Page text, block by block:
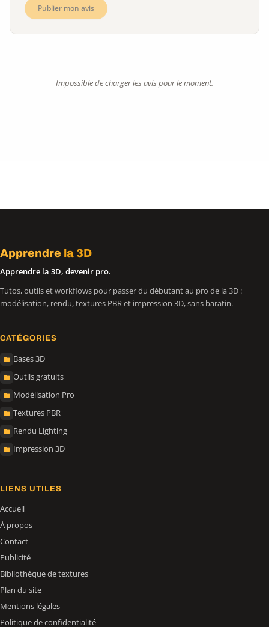
Publier mon avis
Impossible de charger les avis pour le moment.
Apprendre la 3D
Apprendre la 3D, devenir pro.
Tutos, outils et workflows pour passer du débutant au pro de la 3D :
modélisation, rendu, textures PBR et impression 3D, sans baratin.
CATÉGORIES
Bases 3D
Outils gratuits
Modélisation Pro
Textures PBR
Rendu Lighting
Impression 3D
LIENS UTILES
Accueil
À propos
Contact
Publicité
Bibliothèque de textures
Plan du site
Mentions légales
Politique de confidentialité